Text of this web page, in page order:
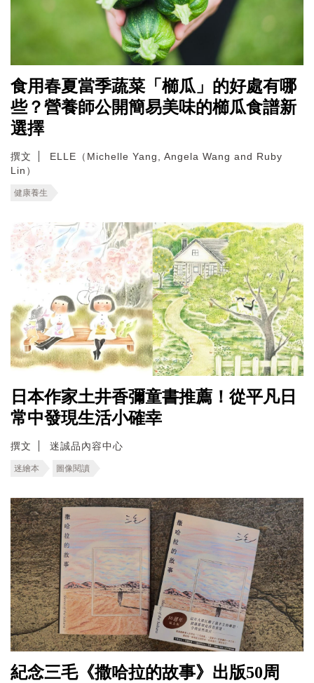
食用春夏當季蔬菜「櫛瓜」的好處有哪
些？營養師公開簡易美味的櫛瓜食譜新
選擇
撰文
ELLE（Michelle Yang, Angela Wang and Ruby
Lin）
健康養生
日本作家土井香彌童書推薦！從平凡日
常中發現生活小確幸
撰文 迷誠品內容中心
迷繪本 圖像閱讀
紀念三毛《撒哈拉的故事》出版50周